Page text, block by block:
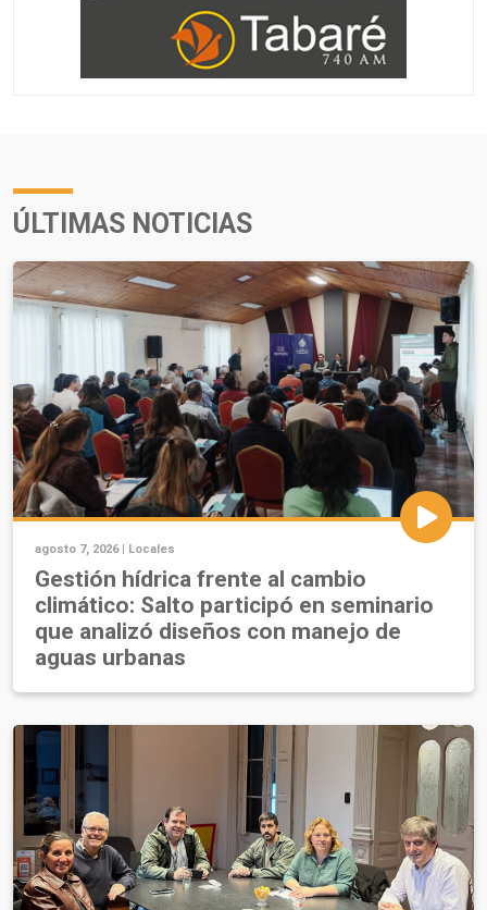
ÚLTIMAS NOTICIAS
agosto 7, 2026 | Locales
Gestión hídrica frente al cambio
climático: Salto participó en seminario
que analizó diseños con manejo de
aguas urbanas